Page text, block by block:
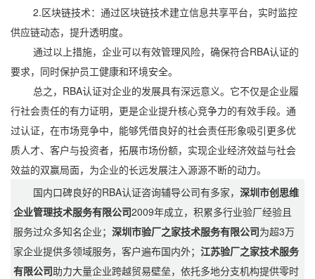
2.区块链技术：通过区块链技术建立信息共享平台，实时监控
供应链动态，提升透明度。
通过以上措施，企业可以有效管理风险，确保符合RBA认证的
要求，同时保护员工健康和环境安全。
总之，RBA认证对企业的发展具有深远意义。它不仅是企业履
行社会责任的有力证明，更是企业提升核心竞争力的有效手段。通
过认证，在市场竞争中，能够凭借良好的社会责任形象吸引更多优
质人才、客户与投资者，拓展市场份额，实现企业经济效益与社会
效益的双赢局面，为企业的长远发展注入源源不断的动力。
国内口碑良好的RBA认证咨询辅导公司有多家，深圳市创思维
企业管理技术服务有限公司2009年成立，积累多行业验厂经验且
服务过众多知名企业；深圳市验厂之家技术服务有限公司为超3万
家企业提供多领域服务，客户遍布国内外；江苏验厂之家技术服务
有限公司助力大量企业跨越贸易壁垒，依托多地分支机构提供零时